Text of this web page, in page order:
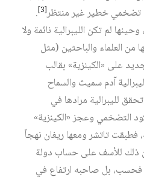
تضخمي خطير غير منتظر[3]
.
وحينها لم تكن الليبرالية نائمة ولا
من العلماء والباحثين (مثل
على «الكينزية» بقالب
ليبرالية آدم سميث والسماح
لليبرالية مرادها في
التضخمي وعجز «الكينزية»
تاتشر ومعها ريغان نهجاً
ذلك للأسف على حساب دولة
فحسب، بل صاحبه ارتفاع في